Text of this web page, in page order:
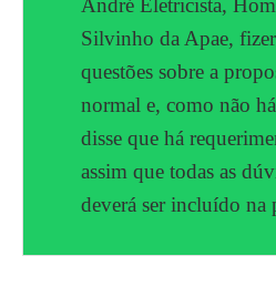
André Eletricista,
Silvinho da Apae,
questões sobre a
normal e, como não
disse que há
assim que todas as
deverá ser incluído na